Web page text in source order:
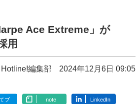
Ace Extreme」が
用
編集部 2024年12月6日 09:05
ブ note LinkedIn